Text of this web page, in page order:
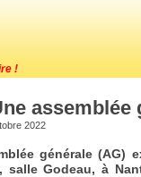
!
2022
générale (AG)
salle Godeau, à